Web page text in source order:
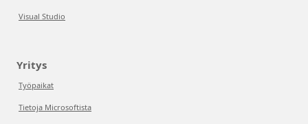
Visual Studio
Yritys
Työpaikat
Tietoja Microsoftista